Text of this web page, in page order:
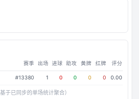
赛季 出场 进球 助攻 黄牌 红牌 评分
#13380 1 0 0 0 0 0.00
于已同步的单场统计聚合）